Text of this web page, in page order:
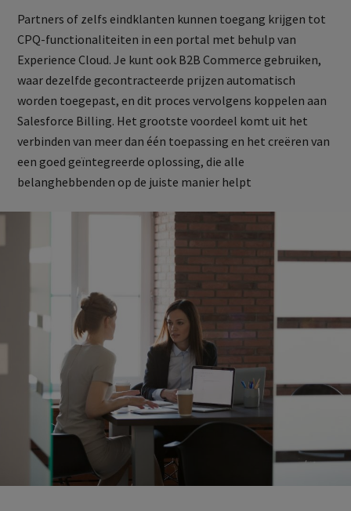
Partners of zelfs eindklanten kunnen toegang krijgen tot
CPQ-functionaliteiten in een portal met behulp van
Experience Cloud. Je kunt ook B2B Commerce gebruiken,
waar dezelfde gecontracteerde prijzen automatisch
worden toegepast, en dit proces vervolgens koppelen aan
Salesforce Billing. Het grootste voordeel komt uit het
verbinden van meer dan één toepassing en het creëren van
een goed geïntegreerde oplossing, die alle
belanghebbenden op de juiste manier helpt